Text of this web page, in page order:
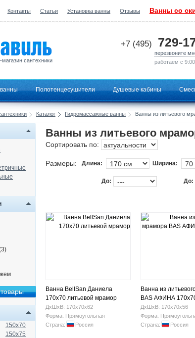
Контакты Статьи Установка ванны Отзывы Ванны со
магазин сантехники
+7 (495) 729-
перезвоните
работаем с
Полотенцесушители Душевые кабины
Каталог Гидромассажные ванны Ванны из литьевого
150x70
150x75
Ванны из литьевого
Сортировать по:
Размеры: Длина: Ширина:
До: До:
Ванна BellSan Даниела
170х70 литьевой мрамор
ДхШхВ: 170х70х62
Форма: Прямоугольная
Страна:
Россия
Ванна из
BAS АФИНА
ДхШхВ: 170х70х56
Форма:
Страна:
Россия